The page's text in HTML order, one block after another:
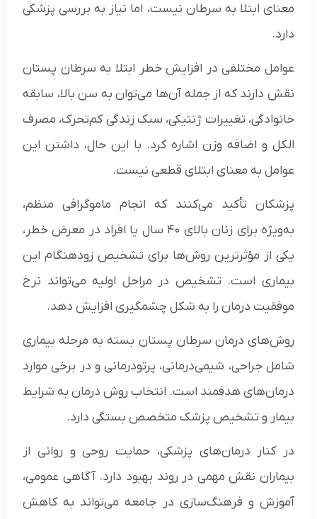
معنای ابتلا به سرطان نیست، اما نیاز به بررسی پزشکی
دارد.
عوامل مختلفی در افزایش خطر ابتلا به سرطان پستان
نقش دارند که از جمله آن‌ها می‌توان به سن بالا، سابقه
خانوادگی، تغییرات ژنتیکی، سبک زندگی کم‌تحرک، مصرف
الکل و اضافه وزن اشاره کرد. با این حال، داشتن این
عوامل به معنای ابتلای قطعی نیست.
پزشکان تأکید می‌کنند که انجام ماموگرافی منظم،
به‌ویژه برای زنان بالای ۴۰ سال یا افراد در معرض خطر،
یکی از مؤثرترین روش‌ها برای تشخیص زودهنگام این
بیماری است. تشخیص در مراحل اولیه می‌تواند نرخ
موفقیت درمان را به شکل چشمگیری افزایش دهد.
روش‌های درمان سرطان پستان بسته به مرحله بیماری
شامل جراحی، شیمی‌درمانی، پرتودرمانی و در برخی موارد
درمان‌های هدفمند است. انتخاب روش درمان به شرایط
بیمار و تشخیص پزشک متخصص بستگی دارد.
در کنار درمان‌های پزشکی، حمایت روحی و روانی از
بیماران نقش مهمی در روند بهبود دارد. آگاهی عمومی،
آموزش و فرهنگ‌سازی در جامعه می‌تواند به کاهش